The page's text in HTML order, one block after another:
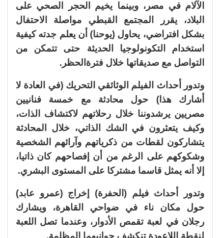
الآلام في مصر، وبينما يخيم الحجر الصحي على
البلاد، يقرر المجتمع القبطي مواصلة الاحتفال
بشكل افتراضي، يحاول (يوحنا) أن يعلم جدته كيفية
استخدام التكونولوجيا الحديثة حتى تتمكن من
التواصل مع صديقاتها خلال فترةالحظر.
وتدور أحداث الفيلم الوثائقي التحريك (في العادة لا
أشارك هذا) حول محادثة مع خمسة فنانيين
مصريين يرشدوننا خلال رحلاتهم لاكتشاف الذات،
وكيف يتعثرون في الشك الذاتي، خلال المحادثة
يتشاركون لقطات من ذكرياتهم وآرائهم الشخصية
وشكوكهم على الرغم من أن إفصاحهم كان ذاتيا،
إلا أنه يمثل قاسما مشتركا على المستوى البشري.
وتدور أحداث فيلم (الحفرة) إخراج (عمرو عابد)
حول مكان ناء في ضواحي القاهرة، ويشارك
رجلان في لعبة تقمص الأدوار، وعندما تصل اللعبة
لنقطة اللاعودة تنكشف جوانبهما المظلمة.